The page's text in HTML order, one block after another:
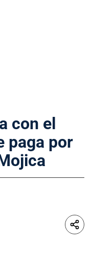
con el
paga por